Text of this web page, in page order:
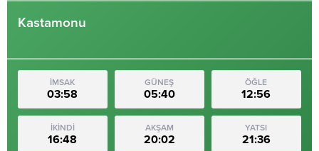
Kastamonu
İMSAK
03:58
GÜNEŞ
05:40
ÖĞLE
12:56
İKİNDİ
16:48
AKŞAM
20:02
YATSI
21:36